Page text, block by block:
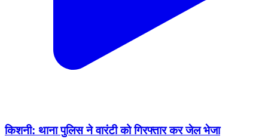
किशनी: थाना पुलिस ने वारंटी को गिरफ्तार कर जेल भेजा